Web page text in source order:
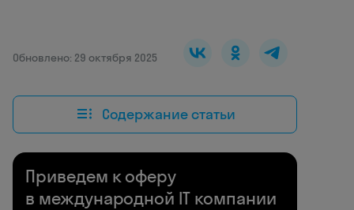
Обновлено: 29 октября 2025
Содержание статьи
Приведем к оферу
в международной IT компании